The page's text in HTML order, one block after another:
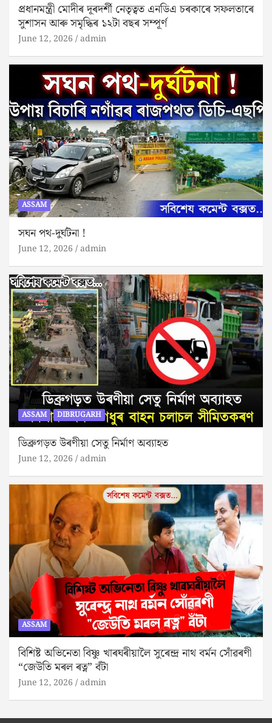
প্রধানমন্ত্রী মোদীৰ দূৰদৰ্শী নেতৃত্বত এনডিএ চৰকাৰে সফলতাৰে
সুশাসন আৰু সমৃদ্ধিৰ ১২টা বছৰ সম্পূৰ্ণ
June 12, 2026 admin
ASSAM
সঘন পথ-দুৰ্ঘটনা !
June 12, 2026 admin
ASSAM DIBRUGARH
ডিব্ৰুগড়ত উৰণীয়া সেতু নিৰ্মাণ অব্যাহত
June 12, 2026 admin
ASSAM
বিশিষ্ট অভিনেতা বিষ্ণু খাৰঘৰীয়ালৈ সুৰেন্দ্ৰ নাথ বৰ্মন সোঁৱৰণী
“জেউতি মৰল ৰত্ন” বঁটা
June 12, 2026 admin